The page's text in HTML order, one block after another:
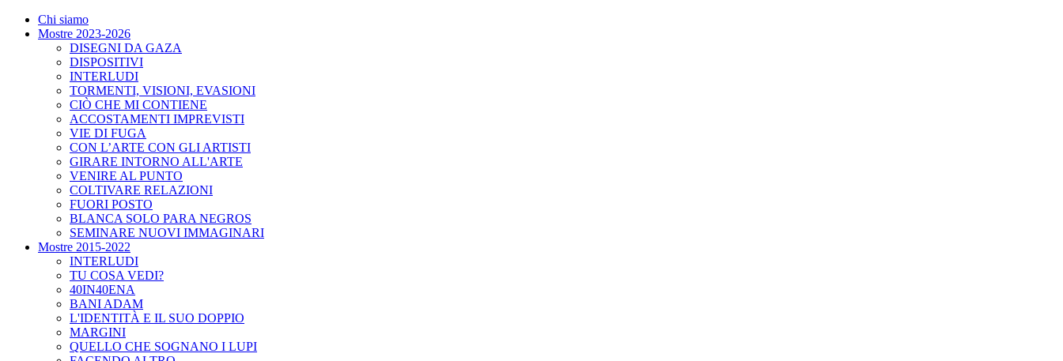
Chi siamo
Mostre 2023-2026
DISEGNI DA GAZA
DISPOSITIVI
INTERLUDI
TORMENTI, VISIONI, EVASIONI
CIÒ CHE MI CONTIENE
ACCOSTAMENTI IMPREVISTI
VIE DI FUGA
CON L’ARTE CON GLI ARTISTI
GIRARE INTORNO ALL'ARTE
VENIRE AL PUNTO
COLTIVARE RELAZIONI
FUORI POSTO
BLANCA SOLO PARA NEGROS
SEMINARE NUOVI IMMAGINARI
Mostre 2015-2022
INTERLUDI
TU COSA VEDI?
40IN40ENA
BANI ADAM
L'IDENTITÀ E IL SUO DOPPIO
MARGINI
QUELLO CHE SOGNANO I LUPI